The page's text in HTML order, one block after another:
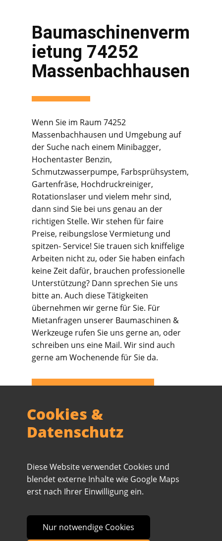
Baumaschinenverm
ietung 74252
Massenbachhausen
Wenn Sie im Raum 74252
Massenbachhausen und Umgebung auf
der Suche nach einem Minibagger,
Hochentaster Benzin,
Schmutzwasserpumpe, Farbsprühsystem,
Gartenfräse, Hochdruckreiniger,
Rotationslaser und vielem mehr sind,
dann sind Sie bei uns genau an der
richtigen Stelle. Wir stehen für faire
Preise, reibungslose Vermietung und
spitzen- Service! Sie trauen sich kniffelige
Arbeiten nicht zu, oder Sie haben einfach
keine Zeit dafür, brauchen professionelle
Unterstützung? Dann sprechen Sie uns
bitte an. Auch diese Tätigkeiten
übernehmen wir gerne für Sie. Für
Mietanfragen unserer Baumaschinen &
Werkzeuge rufen Sie uns gerne an, oder
schreiben uns eine Mail. Wir sind auch
gerne am Wochenende für Sie da.
Vertikutierer ● Fliesenschneider ● Minibagger ●
Bohrhammer ● Hammerbohrer ● Austausch von
Kanalgrundrohren ● Abdichtung von Hauswänden
Cookies &
Datenschutz
Diese Website verwendet Cookies und
blendet externe Inhalte wie Google Maps
erst nach Ihrer Einwilligung ein.
Nur notwendige Cookies